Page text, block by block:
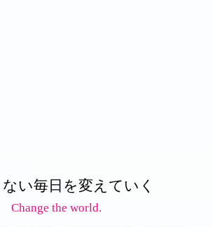
い毎日を変えていく
Change the world.